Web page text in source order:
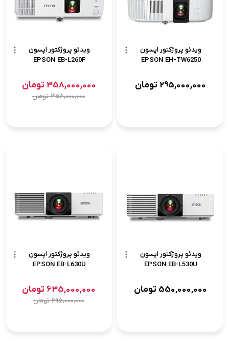
ویدئو پروژکتور اپسون
EPSON EH-TW6250
295,000,000 تومان
ویدئو پروژکتور اپسون
EPSON EB-L260F
358,000,000 تومان
358,000,000تومان
ویدئو پروژکتور اپسون
EPSON EB-L530U
550,000,000 تومان
ویدئو پروژکتور اپسون
EPSON EB-L630U
635,000,000 تومان
695,000,000تومان